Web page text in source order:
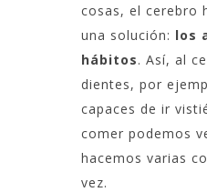
cosas, el cerebro
una solución: los
hábitos. Así, al
dientes, por
capaces de ir
comer podemos
hacemos varias
vez.